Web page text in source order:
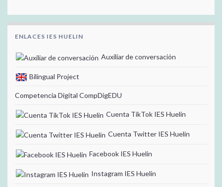
ENLACES IES HUELIN
Auxiliar de conversación
Bilingual Project
Competencia Digital CompDigEDU
Cuenta TikTok IES Huelin
Cuenta Twitter IES Huelin
Facebook IES Huelin
Instagram IES Huelin